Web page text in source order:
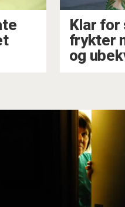
Klar for
frykter
og